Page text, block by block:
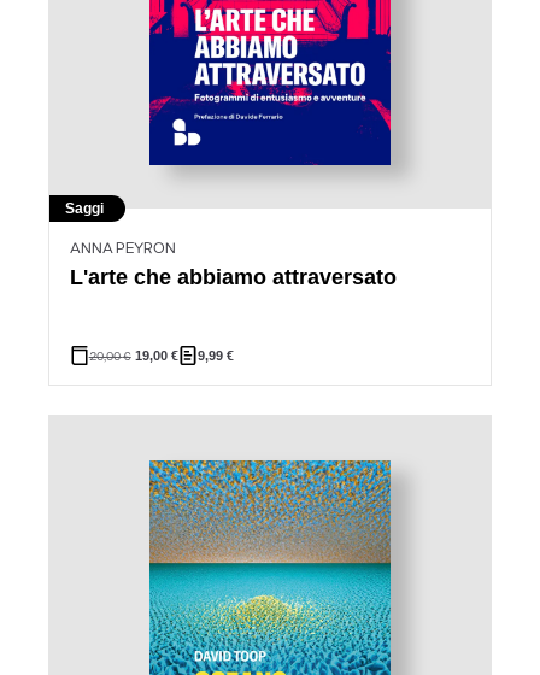
Saggi
ANNA PEYRON
L'arte che abbiamo attraversato
20,00€ 19,00 € 9,99 €